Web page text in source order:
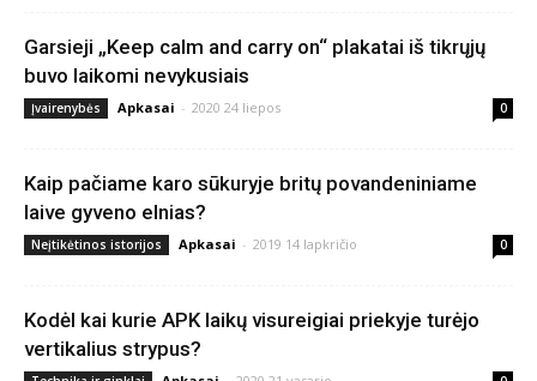
Garsieji „Keep calm and carry on“ plakatai iš tikrųjų
buvo laikomi nevykusiais
Įvairenybės Apkasai - 2020 24 liepos 0
Kaip pačiame karo sūkuryje britų povandeniniame
laive gyveno elnias?
Neįtikėtinos istorijos Apkasai - 2019 14 lapkričio 0
Kodėl kai kurie APK laikų visureigiai priekyje turėjo
vertikalius strypus?